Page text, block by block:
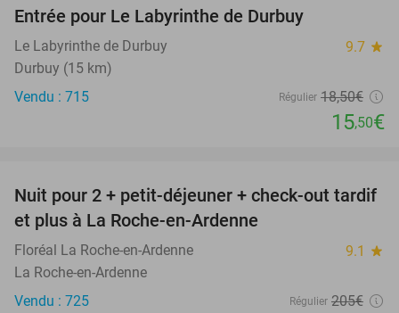
Entrée pour Le Labyrinthe de Durbuy
Le Labyrinthe de Durbuy 9.7 star
Durbuy (15 km)
Vendu : 715
Régulier 18,50€
15,50€
52%
Nuit pour 2 + petit-déjeuner + check-out tardif
et plus à La Roche-en-Ardenne
Floréal La Roche-en-Ardenne 9.1 star
La Roche-en-Ardenne
Vendu : 725
Régulier 205€